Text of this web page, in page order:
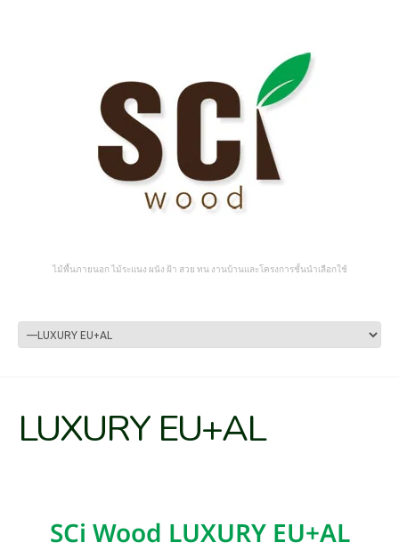
ไม้พื้นภายนอก ไม้ระแนง ผนัง ฝ้า สวย ทน งานบ้านและโครงการชั้นนำเลือกใช้
LUXURY EU+AL
SCi Wood LUXURY EU+AL